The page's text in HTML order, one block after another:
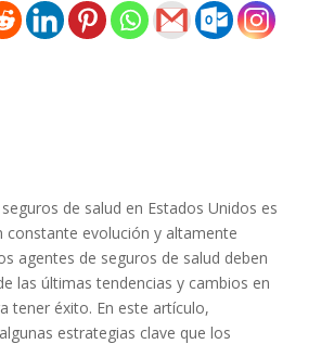
de salud en Estados Unidos es
constante evolución y altamente
agentes de seguros de salud deben
las últimas tendencias y cambios en
tener éxito. En este artículo,
estrategias clave que los